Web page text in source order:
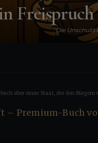
Die Unschuld
Warum werden
Freispruch
über einen Staat, der den Bürgern